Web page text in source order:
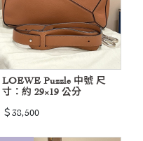
LOEWE Puzzle 中號 尺
寸：約 29×19 公分
＄38,500